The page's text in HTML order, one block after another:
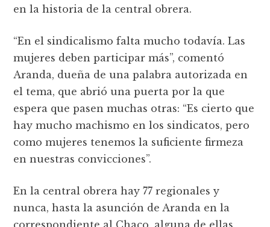
en la historia de la central obrera.
“En el sindicalismo falta mucho todavía. Las
mujeres deben participar más”, comentó
Aranda, dueña de una palabra autorizada en
el tema, que abrió una puerta por la que
espera que pasen muchas otras: “Es cierto que
hay mucho machismo en los sindicatos, pero
como mujeres tenemos la suficiente firmeza
en nuestras convicciones”.
En la central obrera hay 77 regionales y
nunca, hasta la asunción de Aranda en la
correspondiente al Chaco, alguna de ellas